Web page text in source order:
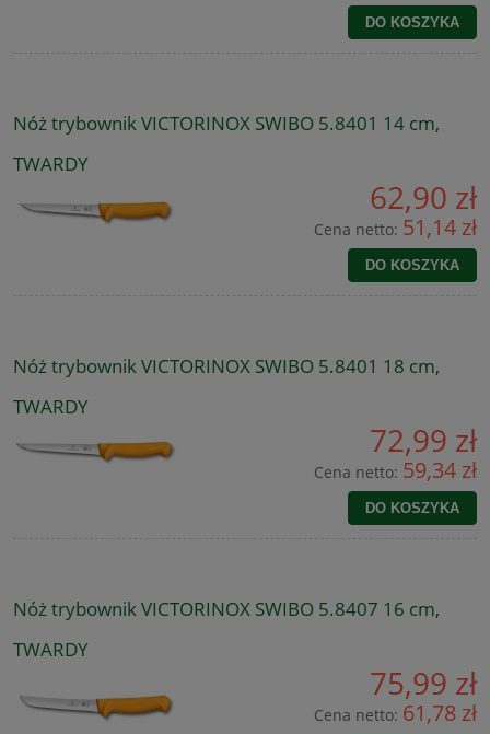
DO KOSZYKA
Nóż trybownik VICTORINOX SWIBO 5.8401 14 cm,
TWARDY
62,90 zł
Cena netto: 51,14 zł
DO KOSZYKA
Nóż trybownik VICTORINOX SWIBO 5.8401 18 cm,
TWARDY
72,99 zł
Cena netto: 59,34 zł
DO KOSZYKA
Nóż trybownik VICTORINOX SWIBO 5.8407 16 cm,
TWARDY
75,99 zł
Cena netto: 61,78 zł